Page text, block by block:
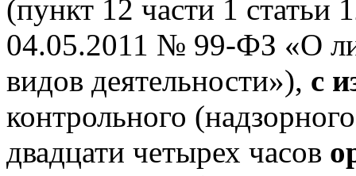
(пункт 12 части 1 статьи
04.05.2011 № 99-ФЗ «О
видов деятельности»), с
контрольного
двадцати четырех часов